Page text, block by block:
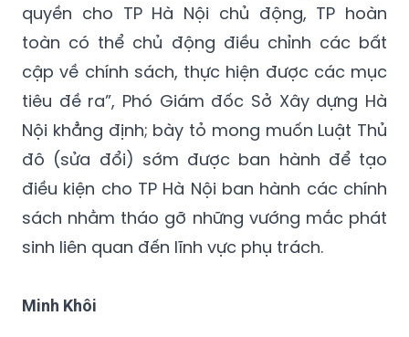
quyền cho TP Hà Nội chủ động, TP hoàn
toàn có thể chủ động điều chỉnh các bất
cập về chính sách, thực hiện được các mục
tiêu đề ra”, Phó Giám đốc Sở Xây dựng Hà
Nội khẳng định; bày tỏ mong muốn Luật Thủ
đô (sửa đổi) sớm được ban hành để tạo
điều kiện cho TP Hà Nội ban hành các chính
sách nhằm tháo gỡ những vướng mắc phát
sinh liên quan đến lĩnh vực phụ trách.
Minh Khôi